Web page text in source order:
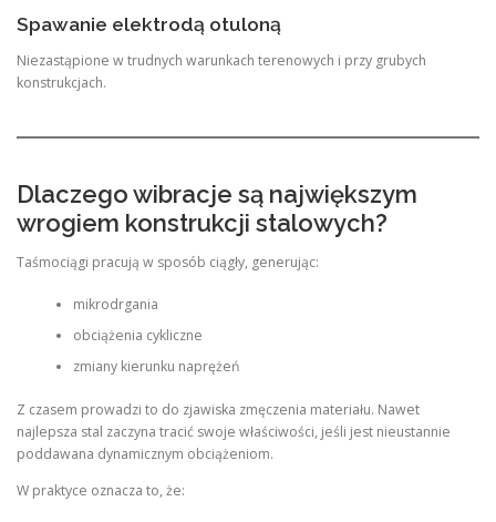
Spawanie elektrodą otuloną
Niezastąpione w trudnych warunkach terenowych i przy grubych
konstrukcjach.
Dlaczego wibracje są największym
wrogiem konstrukcji stalowych?
Taśmociągi pracują w sposób ciągły, generując:
mikrodrgania
obciążenia cykliczne
zmiany kierunku naprężeń
Z czasem prowadzi to do zjawiska zmęczenia materiału. Nawet
najlepsza stal zaczyna tracić swoje właściwości, jeśli jest nieustannie
poddawana dynamicznym obciążeniom.
W praktyce oznacza to, że: